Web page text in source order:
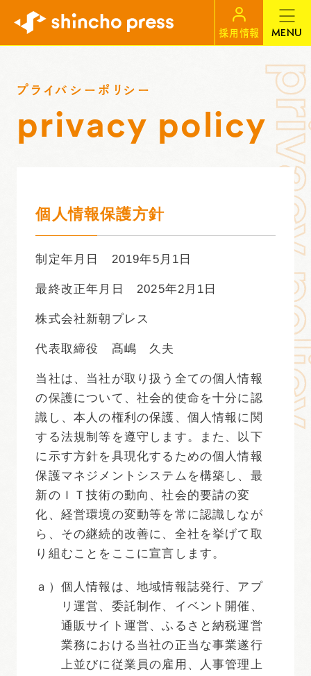
採用情報 MENU
プライバシーポリシー
privacy policy
個人情報保護方針
制定年月日 2019年5月1日
最終改正年月日 2025年2月1日
株式会社新朝プレス
代表取締役 髙嶋 久夫
当社は、当社が取り扱う全ての個人情報
の保護について、社会的使命を十分に認
識し、本人の権利の保護、個人情報に関
する法規制等を遵守します。また、以下
に示す方針を具現化するための個人情報
保護マネジメントシステムを構築し、最
新のＩＴ技術の動向、社会的要請の変
化、経営環境の変動等を常に認識しなが
ら、その継続的改善に、全社を挙げて取
り組むことをここに宣言します。
ａ） 個人情報は、地域情報誌発行、アプ
リ運営、委託制作、イベント開催、
通販サイト運営、ふるさと納税運営
業務における当社の正当な事業遂行
上並びに従業員の雇用、人事管理上